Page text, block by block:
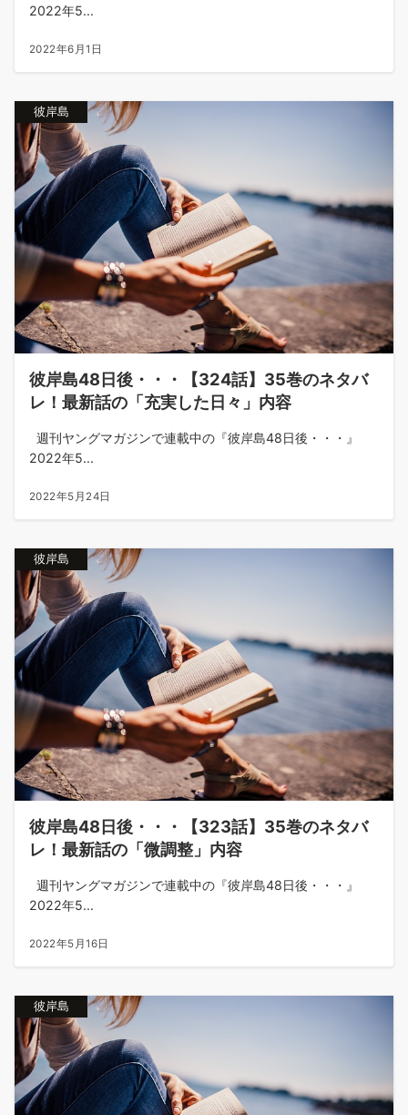
2022年5...
2022年6月1日
彼岸島
彼岸島48日後・・・【324話】35巻のネタバ
レ！最新話の「充実した日々」内容
週刊ヤングマガジンで連載中の『彼岸島48日後・・・』
2022年5...
2022年5月24日
彼岸島
彼岸島48日後・・・【323話】35巻のネタバ
レ！最新話の「微調整」内容
週刊ヤングマガジンで連載中の『彼岸島48日後・・・』
2022年5...
2022年5月16日
彼岸島